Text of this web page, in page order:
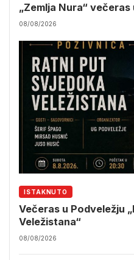
„Zemlja Nura“
08/08/2026
ISTAKNUTO
Večeras u Podveležju
Veležistana“
08/08/2026